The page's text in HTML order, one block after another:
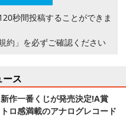
秒間投稿することができま
約」 を必ずご確認ください
ース
作一番くじが発売決定!A賞
ロ感満載のアナログレコード